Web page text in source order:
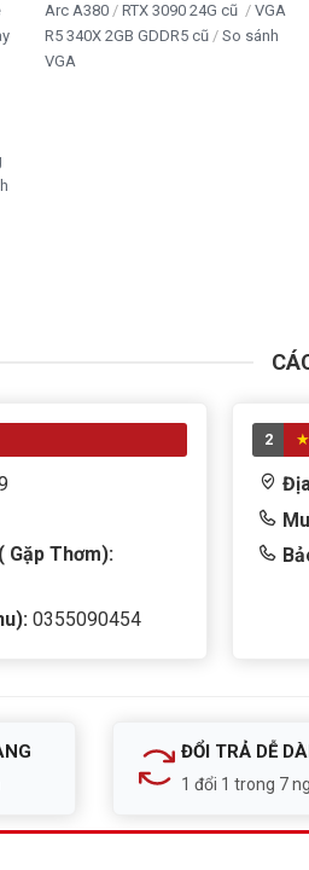
Arc A380
RTX 3090 24G cũ
VGA
R5 340X 2GB GDDR5 cũ
So sánh
VGA
Gặp Thơm):
0355090454
2
ĐỔI TRẢ DỄ
1 đổi 1 trong 7